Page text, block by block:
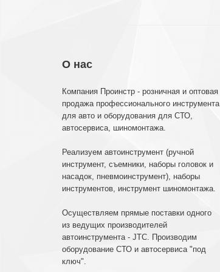
О нас
Компания Проинстр - розничная и оптовая
продажа профессионального инструмента
для авто и оборудования для СТО,
автосервиса, шиномонтажа.
Реализуем автоинструмент (ручной
инструмент, съемники, наборы головок и
насадок, пневмоинструмент), наборы
инструментов, инструмент шиномонтажа.
Осуществляем прямые поставки одного
из ведущих производителей
автоинструмента - JTC. Производим
оборудование СТО и автосервиса "под
ключ".